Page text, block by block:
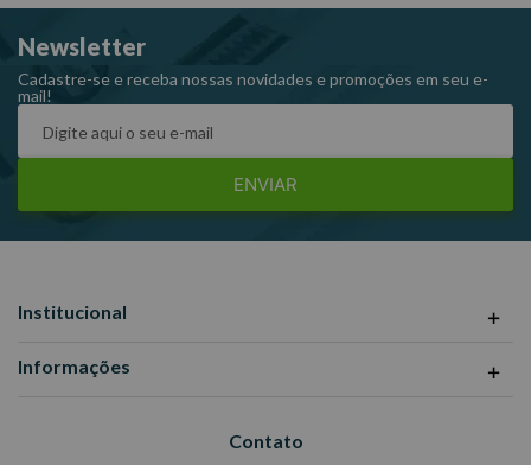
Newsletter
Cadastre-se e receba nossas novidades e promoções em seu e-
mail!
ENVIAR
Institucional
Informações
Contato